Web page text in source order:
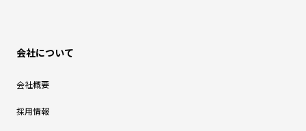
会社について
会社概要
採用情報